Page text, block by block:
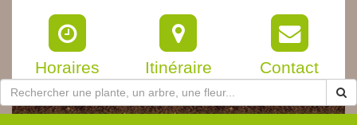
Horaires Itinéraire Contact